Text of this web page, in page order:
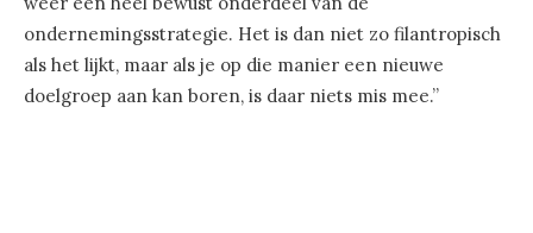
ondernemingsstrategie. Het is dan niet zo filantropisch
als het lijkt, maar als je op die manier een nieuwe
doelgroep aan kan boren, is daar niets mis mee.”